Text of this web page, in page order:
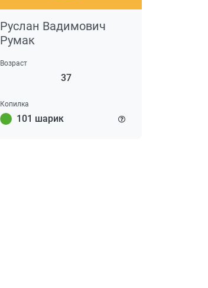
Руслан Вадимович
Румак
Возраст
37
Копилка
101 шарик